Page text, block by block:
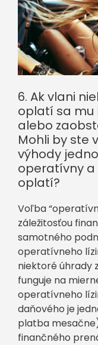
6. Ak vlani
oplatí sa mu
alebo
Mohli by ste
výhody
operatívny a
oplatí?
Voľba
záležitosťou
samotného
operatívneho
niektoré úhrady
funguje na
operatívneho
daňového je
platba
finančného